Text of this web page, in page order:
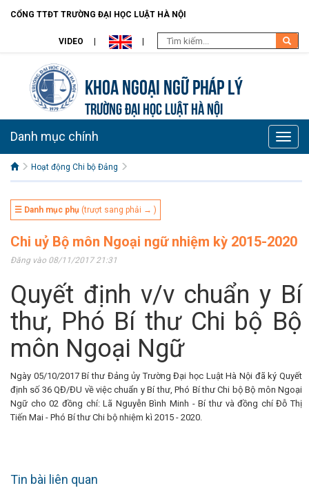
CỔNG TTĐT TRƯỜNG ĐẠI HỌC LUẬT HÀ NỘI
VIDEO
Khoa Ngoại ngữ pháp lý
TRƯỜNG ĐẠI HỌC LUẬT HÀ NỘI
Toggle
Danh mục chính
Hoạt động Chi bộ Đảng
☰ Danh mục phụ (trượt sang phải → )
Chi uỷ Bộ môn Ngoại ngữ nhiệm kỳ 2015-2020
Đăng vào 08/11/2017 21:31
Quyết định v/v chuẩn y Bí
thư, Phó Bí thư Chi bộ Bộ
môn Ngoại Ngữ
Ngày 05/10/2017 Bí thư Đảng ủy Trường Đại học Luật Hà Nội đã ký Quyết
định số 36 QĐ/ĐU về việc chuẩn y Bí thư, Phó Bí thư Chi bộ Bộ môn Ngoại
Ngữ cho 02 đồng chí: Lã Nguyễn Bình Minh - Bí thư và đồng chí Đỗ Thị
Tiến Mai - Phó Bí thư Chi bộ nhiệm kì 2015 - 2020.
Tin bài liên quan